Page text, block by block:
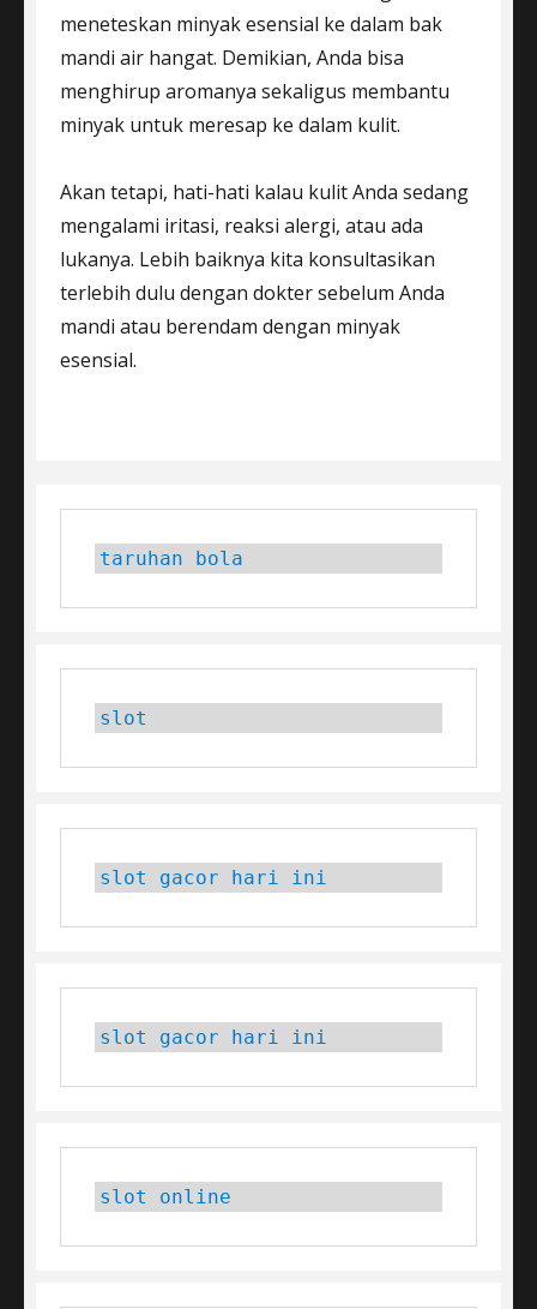
meneteskan minyak esensial ke dalam bak
mandi air hangat. Demikian, Anda bisa
menghirup aromanya sekaligus membantu
minyak untuk meresap ke dalam kulit.
Akan tetapi, hati-hati kalau kulit Anda sedang
mengalami iritasi, reaksi alergi, atau ada
lukanya. Lebih baiknya kita konsultasikan
terlebih dulu dengan dokter sebelum Anda
mandi atau berendam dengan minyak
esensial.
taruhan bola
slot
slot gacor hari ini
slot gacor hari ini
slot online